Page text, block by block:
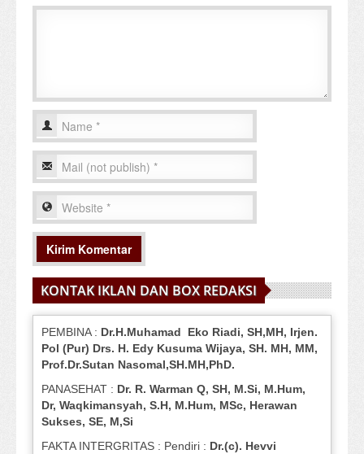
KONTAK IKLAN DAN BOX REDAKSI
PEMBINA : Dr.H.Muhamad Eko Riadi, SH,MH, Irjen.
Pol (Pur) Drs. H. Edy Kusuma Wijaya, SH. MH, MM,
Prof.Dr.Sutan Nasomal,SH.MH,PhD.
PANASEHAT : Dr. R. Warman Q, SH, M.Si, M.Hum,
Dr, Waqkimansyah, S.H, M.Hum, MSc, Herawan
Sukses, SE, M,Si
FAKTA INTERGRITAS : Pendiri : Dr.(c). Hevvi